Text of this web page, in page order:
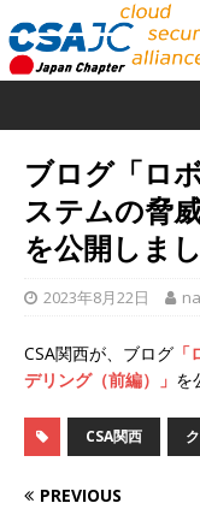
ブログ「ロ
ステムの脅
を公開しまし
2023年8月22日
CSA関西が、ブログ
デリング（前編）」 を
CSA関西
PREVIOUS